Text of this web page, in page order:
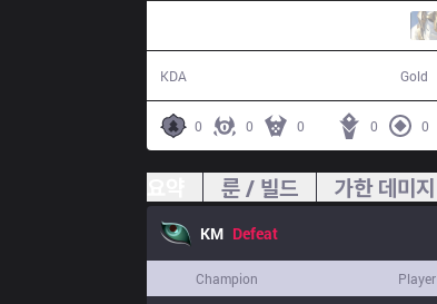
KDA Gold
0 0 0 0 0
룬 / 빌드 가한 데미지
KM Defeat
Champion Player